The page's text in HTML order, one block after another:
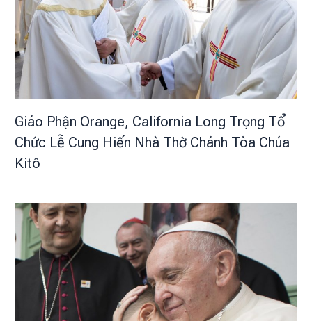
Giáo Phận Orange, California Long Trọng Tổ
Chức Lễ Cung Hiến Nhà Thờ Chánh Tòa Chúa
Kitô